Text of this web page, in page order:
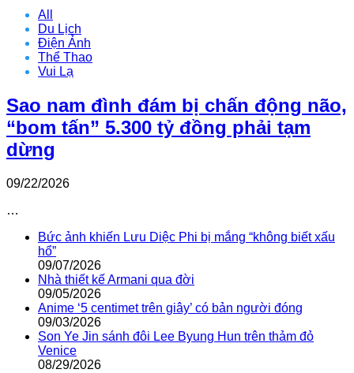
All
Du Lịch
Điện Ảnh
Thể Thao
Vui Lạ
Sao nam đình đám bị chấn động não,
“bom tấn” 5.300 tỷ đồng phải tạm
dừng
09/22/2026
…
Bức ảnh khiến Lưu Diệc Phi bị mắng “không biết xấu
hổ”
09/07/2026
Nhà thiết kế Armani qua đời
09/05/2026
Anime ‘5 centimet trên giây’ có bản người đóng
09/03/2026
Son Ye Jin sánh đôi Lee Byung Hun trên thảm đỏ
Venice
08/29/2026